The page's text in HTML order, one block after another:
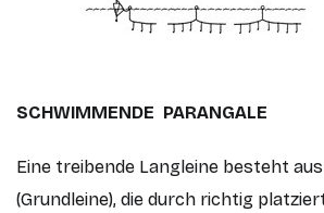
SCHWIMMENDE PARANGALE
Eine treibende Langleine besteht
(Grundleine), die durch richtig